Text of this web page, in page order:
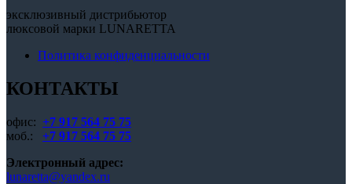
эксклюзивный дистрибьютор
люксовой марки LUNARETTA
Политика конфиденциальности
КОНТАКТЫ
офис: +7 917 564 75 75
моб.: +7 917 564 75 75
Электронный адрес:
lunaretta@yandex.ru